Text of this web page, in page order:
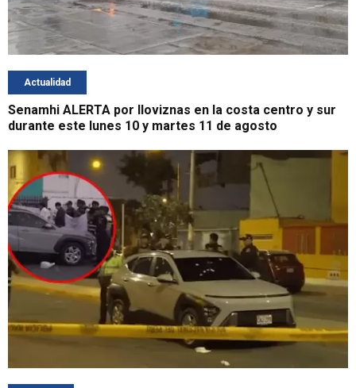
Actualidad
Senamhi ALERTA por lloviznas en la costa centro y sur
durante este lunes 10 y martes 11 de agosto